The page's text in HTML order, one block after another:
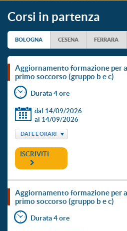
Corsi in partenza
BOLOGNA CESENA FERRARA
aggiornamento formazione per addetto alla gestione del
primo soccorso (gruppo b e c)
Durata 4 ore
dal 14/09/2026
al 14/09/2026
DATE E ORARI
ISCRIVITI
aggiornamento formazione per addetto alla gestione del
primo soccorso (gruppo b e c)
Durata 4 ore